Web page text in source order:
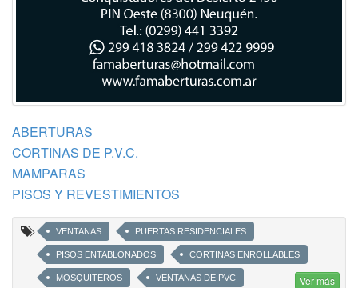
ABERTURAS
CORTINAS DE P.V.C.
MAMPARAS
PISOS Y REVESTIMIENTOS
VENTANAS PUERTAS RESIDENCIALES
PISOS ENTABLONADOS CORTINAS ENROLLABLES
MOSQUITEROS VENTANAS DE PVC Ver más